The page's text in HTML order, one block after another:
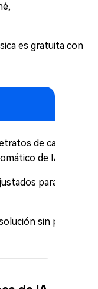
es gratuita con
de calidad
de IA
para
sin pérdida